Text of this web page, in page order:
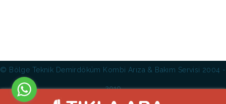
© Bölge Teknik Demirdöküm Kombi Arıza & Bakım Servisi 2004 -
2019